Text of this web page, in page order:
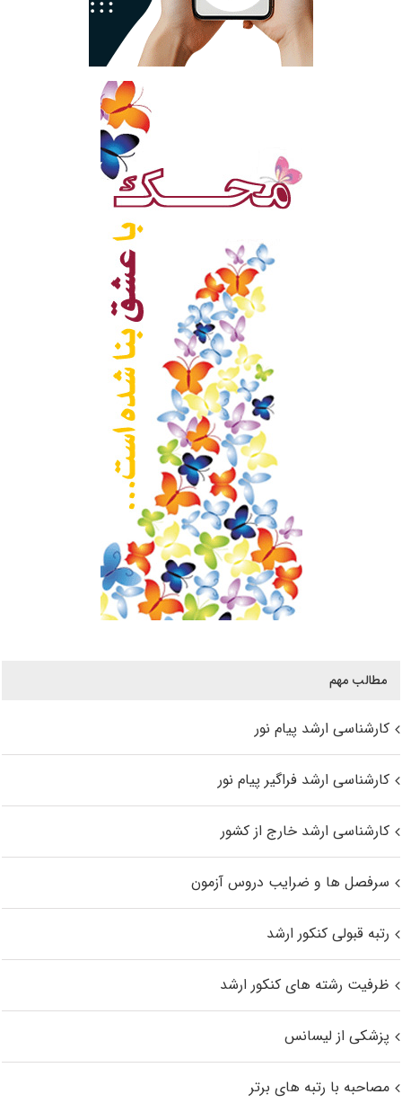
مطالب مهم
کارشناسی ارشد پیام نور
کارشناسی ارشد فراگیر پیام نور
کارشناسی ارشد خارج از کشور
سرفصل ها و ضرایب دروس آزمون
رتبه قبولی کنکور ارشد
ظرفیت رشته های کنکور ارشد
پزشکی از لیسانس
مصاحبه با رتبه های برتر